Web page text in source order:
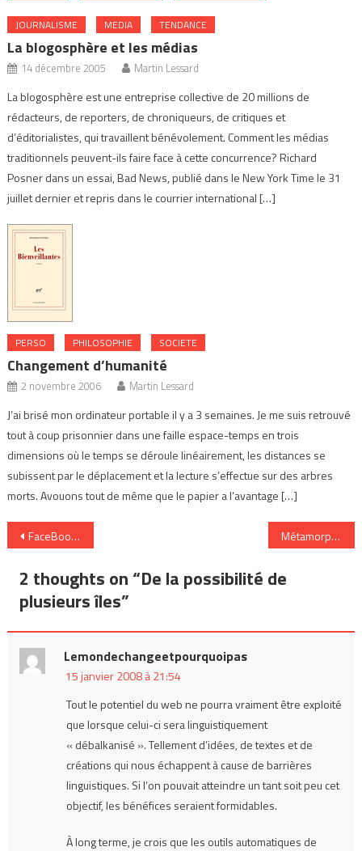
JOURNALISME MEDIA TENDANCE
La blogosphère et les médias
14 décembre 2005 Martin Lessard
La blogosphère est une entreprise collective de 20 millions de
rédacteurs, de reporters, de chroniqueurs, de critiques et
d’éditorialistes, qui travaillent bénévolement. Comment les médias
traditionnels peuvent-ils faire face à cette concurrence? Richard
Posner dans un essai, Bad News, publié dans le New York Time le 31
juillet dernier et repris dans le courrier international […]
PERSO PHILOSOPHIE SOCIETE
Changement d’humanité
2 novembre 2006 Martin Lessard
J’ai brisé mon ordinateur portable il y a 3 semaines. Je me suis retrouvé
tout à coup prisonnier dans une faille espace-temps en trois
dimensions où le temps se déroule linéairement, les distances se
subissent par le déplacement et la lecture s’effectue sur des arbres
morts. Avouons tout de même que le papier a l’avantage […]
Navigation
de
l’article
FaceBook, le jeu social Métamorphoses de la télé (2)
2 thoughts on “De la possibilité de
plusieurs îles”
Lemondechangeetpourquoipas
15 janvier 2008 à 21:54
Tout le potentiel du web ne pourra vraiment être exploité
que lorsque celui-ci sera linguistiquement
« débalkanisé ». Tellement d’idées, de textes et de
créations qui nous échappent à cause de barrières
linguistiques. Si l’on pouvait atteindre un tant soit peu cet
objectif, les bénéfices seraient formidables.
À long terme, je crois que les outils automatiques de